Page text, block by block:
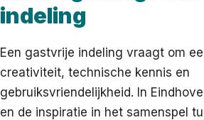
indeling
Een gastvrije indeling vraagt om
creativiteit, technische kennis en
gebruiksvriendelijkheid. In
en de inspiratie in het samenspel